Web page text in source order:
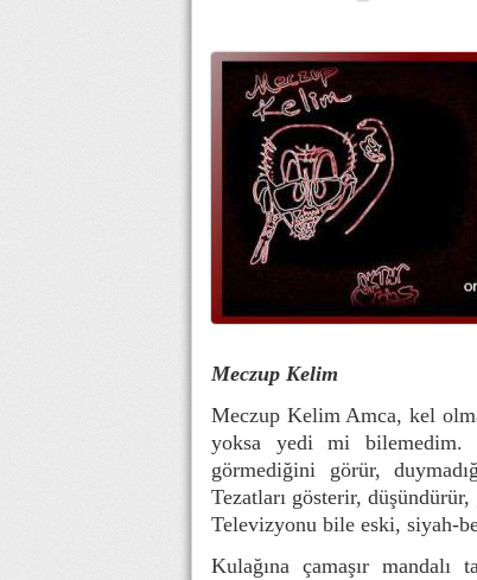
Meczup Kelim
Meczup Kelim Amca, kel
yoksa yedi mi bilemedim.
görmediğini görür,
Tezatları gösterir,
Televizyonu bile eski, siyah-
Kulağına çamaşır